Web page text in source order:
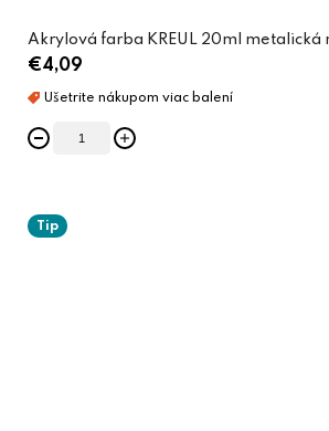
Akrylová farba KREUL 20ml metalická
€4,09
Tip